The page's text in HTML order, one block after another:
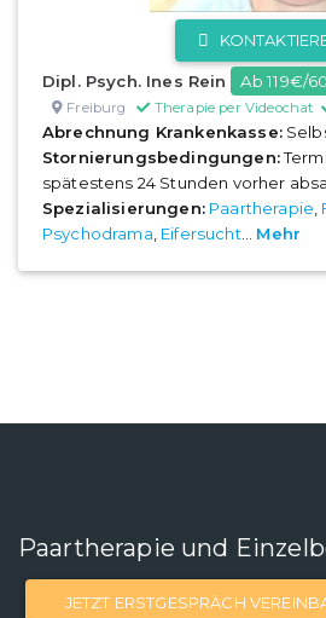
Dipl. Psych. Ines Rein Ab 119€/
Freiburg Therapie per Videochat
Abrechnung Krankenkasse:
Stornierungsbedingungen:
spätestens 24 Stunden vorher
Spezialisierungen: Paartherapie
Psychodrama Eifersucht Mehr
Paartherapie und
JETZT ERSTGESPRÄCH